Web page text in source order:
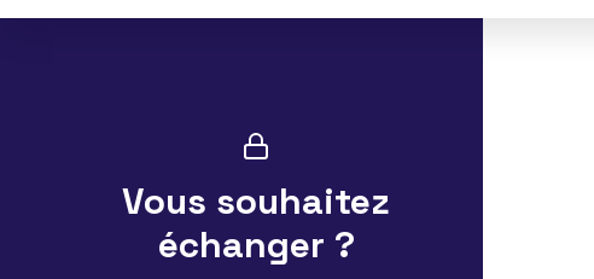
Vous souhaitez
échanger ?